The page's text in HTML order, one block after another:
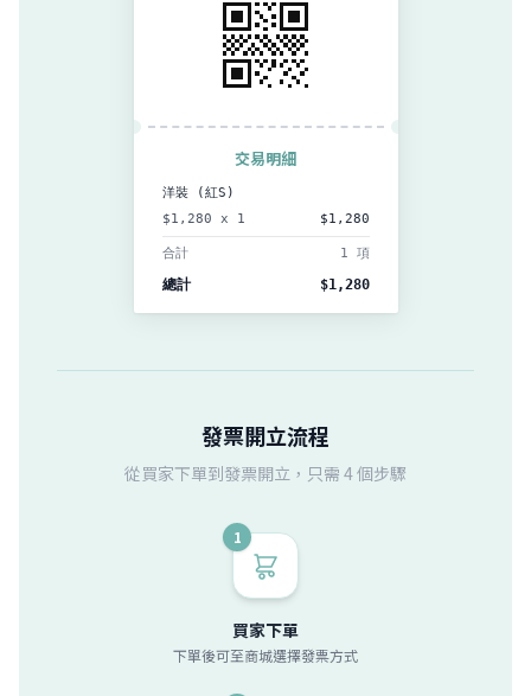
交易明細
洋裝 (紅S)
$1,280 x 1
$1,280
合計 1 項
總計 $1,280
發票開立流程
從買家下單到發票開立，只需 4 個步驟
1
買家下單
下單後可至商城選擇發票方式